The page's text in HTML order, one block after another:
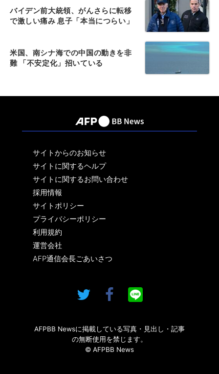
バイデン前大統領、がんさらに転移
で激しい痛み 息子「本当につらい」
米国、南シナ海での中国の動きを非
難 「不安定化」招いている
サイトからのお知らせ
サイトに関するヘルプ
サイトに関するお問い合わせ
採用情報
サイトポリシー
プライバシーポリシー
利用規約
運営会社
AFP通信会長ごあいさつ
AFPBB Newsに掲載している写真・見出し・記事
の無断使用を禁じます。
© AFPBB News